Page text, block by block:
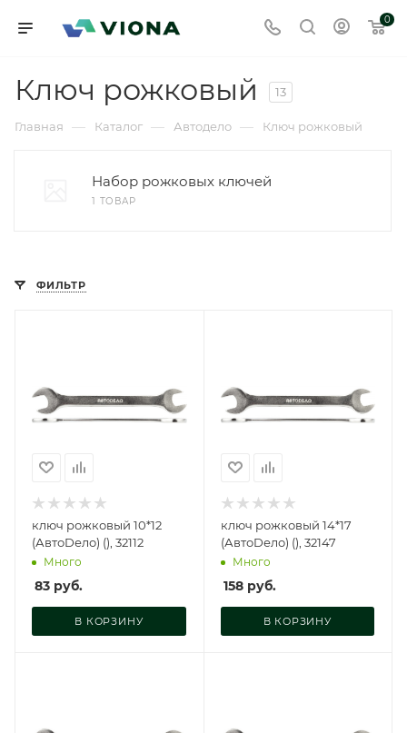
0
Ключ рожковый 13
Главная — Каталог — Автодело — Ключ рожковый
Набор рожковых ключей
1 ТОВАР
ФИЛЬТР
ключ рожковый 10*12
(АвтоDело) (), 32112
Много
83 руб.
В КОРЗИНУ
ключ рожковый 14*17
(АвтоDело) (), 32147
Много
158руб.
В КОРЗИНУ